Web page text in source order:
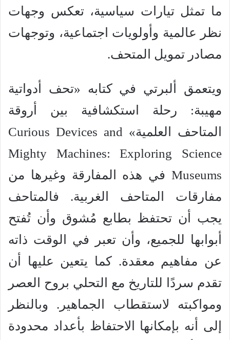
ما تمثل تيارات سياسية، تعكس وجهات
نظر عالمية وأولويات اجتماعية، وتوجهات
مصادر تمويل المتحف.
ويتعمق ألبرتي في كتابه «تحف أدواتية
مهيبة: رحلة استكشافية بين أروقة
المتاحف العلمية» Curious Devices and
Mighty Machines: Exploring Science
Museums في هذه المفارقة وغيرها من
مفارقات المتاحف الغربية. فالمتاحف
يجب أن تحتفظ بطابع مُشوق وأن تُفتح
أبوابها للجميع، وأن تعبر في الوقت ذاته
عن مفاهيم معقدة. كما يتعين عليها أن
تقدم سردًا للتاريخ مع التحلي بروح العصر
ومواكبته لاستقطاب الجماهير. وبالنظر
إلى أنه بإمكانها الاحتفاظ بأعداد محدودة